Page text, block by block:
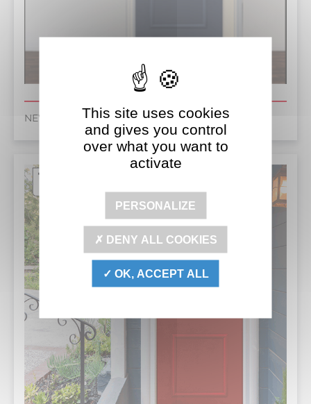
NEWPORTE TWOPLUSThis site uses cookies
and gives you control
over what you want to
activate
PERSONALIZE
DENY ALL COOKIES
OK, ACCEPT ALL